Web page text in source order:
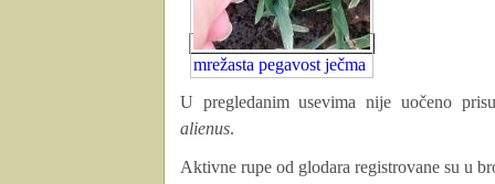
mrežasta pegavost ječma
U pregledanim usevima nije uočeno
alienus.
Aktivne rupe od glodara registrovane su u